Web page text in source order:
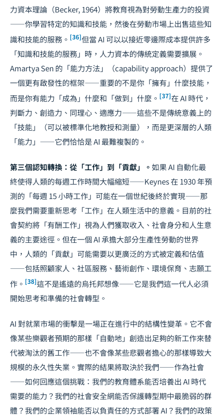
力資本理論（Becker, 1964）將教育視為對勞動生產力的投資
——你學習特定的知識和技能，然後在勞動市場上出售這些知
識和技能的服務。 [36]但當 AI 可以以接近零邊際成本提供許多
「知識和技能的服務」時，人力資本的傳統定義需要擴展。
Amartya Sen 的「能力方法」（capability approach）提供了
一個更有啟發性的框架——重要的不是你「擁有」什麼技能，
而是你有能力「成為」什麼和「做到」什麼。 [37]在 AI 時代，
判斷力、創造力、同理心、適應力——這些不是傳統意義上的
「技能」（可以被標準化地教授和測量），而是更深層的人類
「能力」——它們恰恰是 AI 最難複製的。
第三個認知轉換：從「工作」到「貢獻」。 如果 AI 自動化最
終使得人類的每週工作時間大幅縮短——Keynes 在 1930 年預
測的「每週 15 小時工作」可能在一個世紀後終於實現——那
麼我們需要重新思考「工作」在人類生活中的意義。目前的社
會契約將「有酬工作」視為人們獲取收入、社會身分和人生意
義的主要途徑。但在一個 AI 承擔大部分生產性勞動的世界
中，人類的「貢獻」可能需要以更廣泛的方式被定義和估值
——包括照顧家人、社區服務、藝術創作、環境保育、志願工
作。 [38]這不是遙遠的烏托邦想像——它是我們這一代人必須
開始思考和準備的社會轉型。
AI 對就業市場的衝擊是一場正在進行中的結構性變革。它不會
像某些樂觀者預期的那樣「自動地」創造出足夠的新工作來替
代被淘汰的舊工作——也不會像某些悲觀者擔心的那樣導致大
規模的永久性失業。實際的結果將取決於我們——作為社會
——如何回應這個挑戰：我們的教育體系能否培養出 AI 時代
需要的能力？我們的社會安全網能否保護轉型期中最脆弱的群
體？我們的企業領袖能否以負責任的方式部署 AI？我們的政策